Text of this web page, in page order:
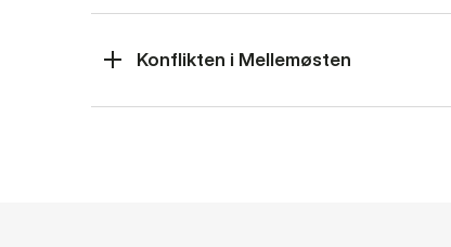
Konflikten i Mellemøsten